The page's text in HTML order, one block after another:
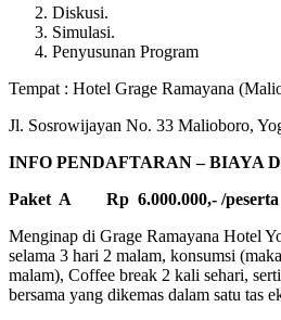
Diskusi.
Simulasi.
Penyusunan Program
Tempat : Hotel Grage Ramayana
Jl. Sosrowijayan No. 33 Malioboro,
INFO PENDAFTARAN – BIAYA
Paket A Rp 6.000.000,- /peserta
Menginap di Grage Ramayana Hotel
selama 3 hari 2 malam, konsumsi
malam), Coffee break 2 kali sehari,
bersama yang dikemas dalam satu tas